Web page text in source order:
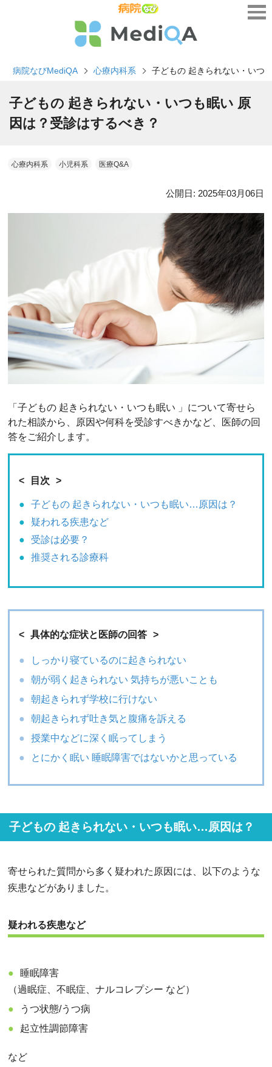
病院なびMediQA 心療内科系 子どもの 起きられない・いつ
子どもの 起きられない・いつも眠い 原
因は？受診はするべき？
心療内科系 小児科系 医療Q&A
公開日: 2025年03月06日
「子どもの 起きられない・いつも眠い 」について寄せら
れた相談から、原因や何科を受診すべきかなど、医師の回
答をご紹介します。
目次
子どもの 起きられない・いつも眠い…原因は？
疑われる疾患など
受診は必要？
推奨される診療科
具体的な症状と医師の回答
しっかり寝ているのに起きられない
朝が弱く起きられない 気持ちが悪いことも
朝起きられず学校に行けない
朝起きられず吐き気と腹痛を訴える
授業中などに深く眠ってしまう
とにかく眠い 睡眠障害ではないかと思っている
子どもの 起きられない・いつも眠い…原因は？
寄せられた質問から多く疑われた原因には、以下のような
疾患などがありました。
疑われる疾患など
睡眠障害
（過眠症、不眠症、ナルコレプシー など）
うつ状態/うつ病
起立性調節障害
など